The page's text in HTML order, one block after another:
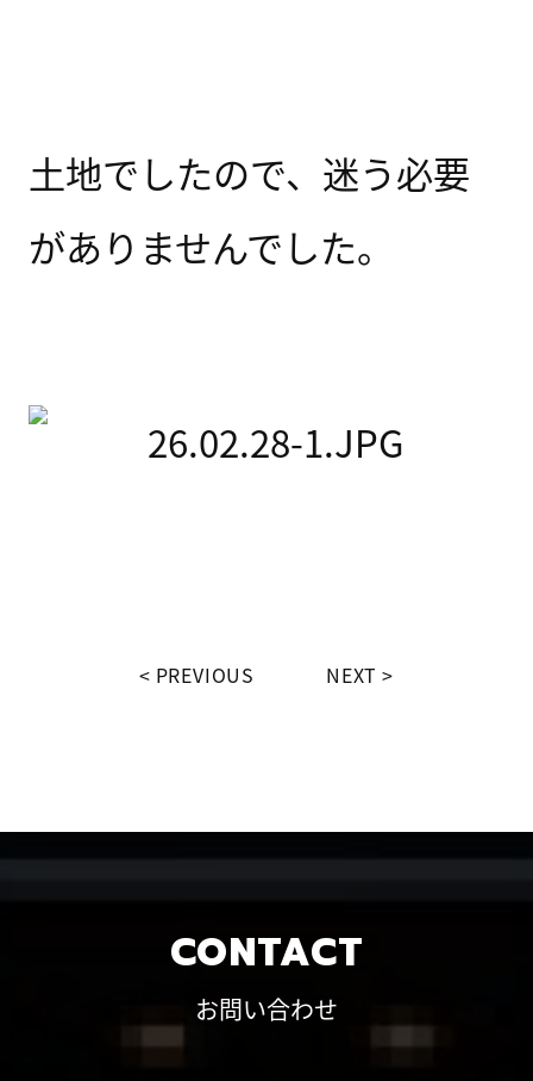
土地でしたので、迷う必要
がありませんでした。
PREVIOUS NEXT
CONTACT
お問い合わせ